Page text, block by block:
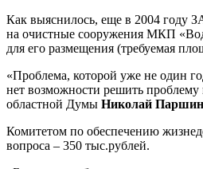
Как выяснилось, еще в 2004 году
на очистные сооружения МКП
для его размещения (требуемая
«Проблема, которой уже не один
нет возможности решить
областной Думы Николай
Комитетом по обеспечению
вопроса – 350 тыс.рублей.